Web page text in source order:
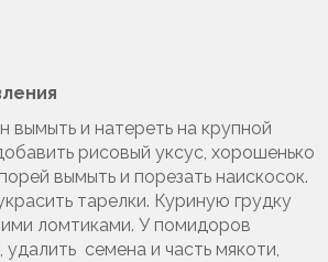
вымыть и натереть на крупной
рисовый уксус, хорошенько
вымыть и порезать наискосок.
тарелки. Куриную грудку
ломтиками. У помидоров
удалить семена и часть мякоти,